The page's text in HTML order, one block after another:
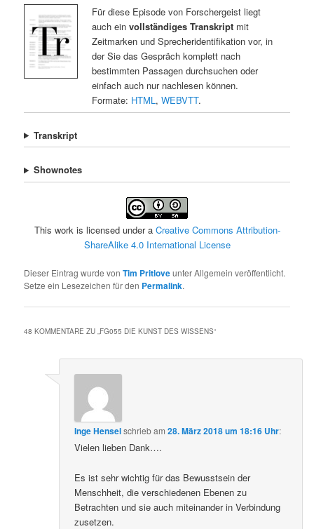
Für diese Episode von Forschergeist liegt
auch ein vollständiges Transkriptmit
Zeitmarken und Sprecheridentifikation vor, in
der Sie das Gespräch komplett nach
bestimmten Passagen durchsuchen oder
einfach auch nur nachlesen können.
Formate: HTML, WEBVTT.
Transkript
Shownotes
This work is licensed under a Creative Commons Attribution-
ShareAlike 4.0 International License
Dieser Eintrag wurde vonTim Pritloveunter Allgemein veröffentlicht.
Setze ein Lesezeichen für den Permalink.
48 KOMMENTARE ZU „FG055 DIE KUNST DES WISSENS“
Inge Henselschriebam28. März 2018 um 18:16 Uhr:
Vielen lieben Dank….
Es ist sehr wichtig für das Bewusstsein der
Menschheit, die verschiedenen Ebenen zu
Betrachten und sie auch miteinander in Verbindung
zusetzen.